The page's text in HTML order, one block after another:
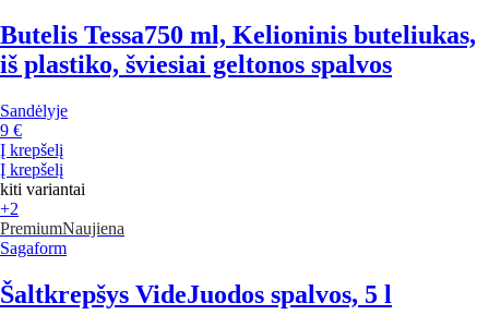
Butelis Tessa750 ml, Kelioninis buteliukas,
iš plastiko, šviesiai geltonos spalvos
Sandėlyje
9 €
Į krepšelį
Į krepšelį
kiti variantai
+2
PremiumNaujiena
Sagaform
Šaltkrepšys VideJuodos spalvos, 5 l